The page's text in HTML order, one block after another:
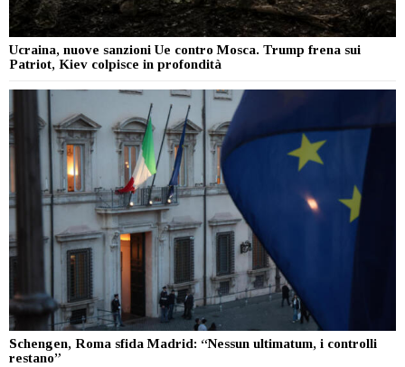
Ucraina, nuove sanzioni Ue contro Mosca. Trump frena sui
Patriot, Kiev colpisce in profondità
Schengen, Roma sfida Madrid: “Nessun ultimatum, i controlli
restano”